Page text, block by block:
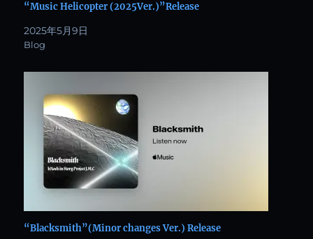
“Music Helicopter (2025Ver.)”Release
2025年5月9日
Blog
“Blacksmith”(Minor changes Ver.) Release